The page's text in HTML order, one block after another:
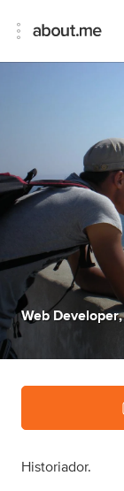
Web Developer,
Historiador.